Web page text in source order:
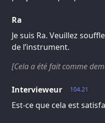
Ra
Je suis Ra. Veuillez
de l’instrument.
[Cela a été fait comme
104.21
Intervieweur
Est-ce que cela est